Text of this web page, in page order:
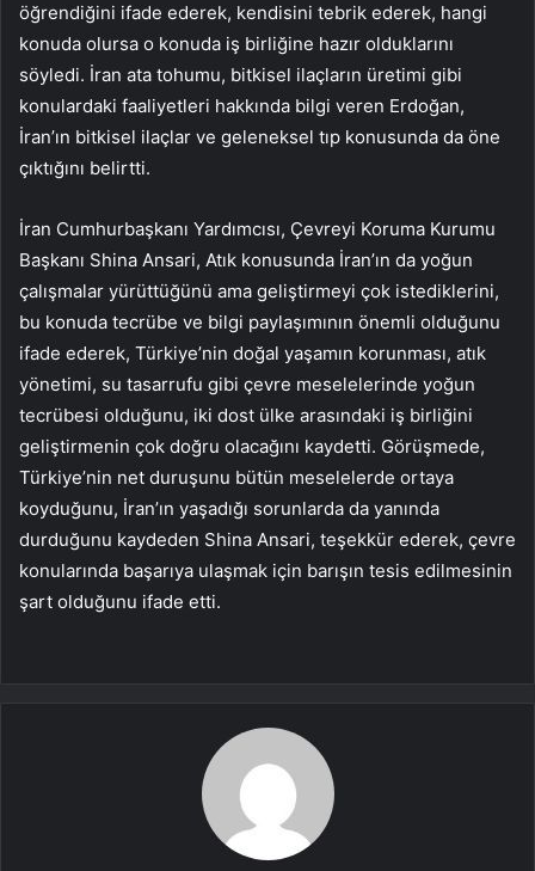
öğrendiğini ifade ederek, kendisini tebrik ederek, hangi
konuda olursa o konuda iş birliğine hazır olduklarını
söyledi. İran ata tohumu, bitkisel ilaçların üretimi gibi
konulardaki faaliyetleri hakkında bilgi veren Erdoğan,
İran’ın bitkisel ilaçlar ve geleneksel tıp konusunda da öne
çıktığını belirtti.
İran Cumhurbaşkanı Yardımcısı, Çevreyi Koruma Kurumu
Başkanı Shina Ansari, Atık konusunda İran’ın da yoğun
çalışmalar yürüttüğünü ama geliştirmeyi çok istediklerini,
bu konuda tecrübe ve bilgi paylaşımının önemli olduğunu
ifade ederek, Türkiye’nin doğal yaşamın korunması, atık
yönetimi, su tasarrufu gibi çevre meselelerinde yoğun
tecrübesi olduğunu, iki dost ülke arasındaki iş birliğini
geliştirmenin çok doğru olacağını kaydetti. Görüşmede,
Türkiye’nin net duruşunu bütün meselelerde ortaya
koyduğunu, İran’ın yaşadığı sorunlarda da yanında
durduğunu kaydeden Shina Ansari, teşekkür ederek, çevre
konularında başarıya ulaşmak için barışın tesis edilmesinin
şart olduğunu ifade etti.